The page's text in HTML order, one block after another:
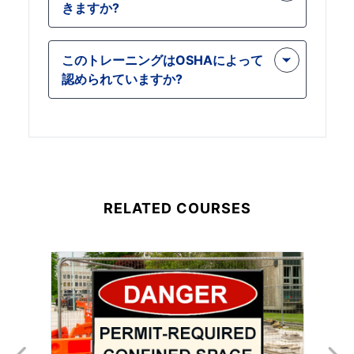
本的な理解は有益です。このコース
は、初心者にも、危険な化学物質の安
全性についての知識を新たにしたい人
にも適しています。
きますか?
はい、今後の参考のためにコース教材
に継続的にアクセスできます。これに
より、必要に応じてコンテンツを再確
認し、危険な化学物質の安全性に関す
態に保つことができます。
このトレーニングはOSHAによって
認められていますか?
ていることが保証されます。
RELATED COURSES